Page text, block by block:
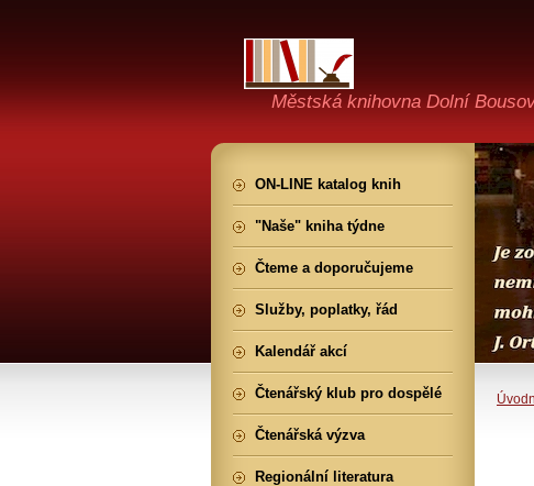
Městská knihovna Dolní
ON-LINE katalog knih
"Naše" kniha týdne
Čteme a doporučujeme
Služby, poplatky, řád
Kalendář akcí
Čtenářský klub pro dospělé
Čtenářská výzva
Regionální literatura